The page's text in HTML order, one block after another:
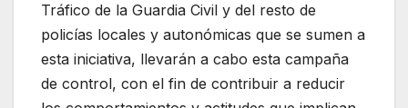
Tráfico de la Guardia Civil y del resto de
policías locales y autonómicas que se sumen a
esta iniciativa, llevarán a cabo esta campaña
de control, con el fin de contribuir a reducir